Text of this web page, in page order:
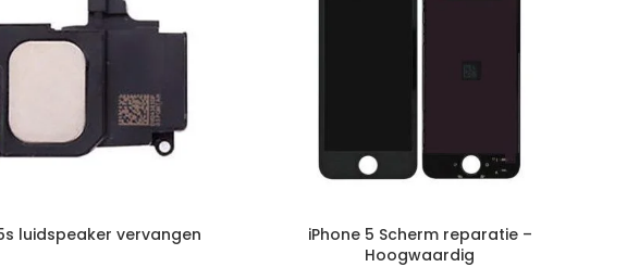
luidspeaker vervangen
iPhone 5 Scherm reparatie –
Hoogwaardig